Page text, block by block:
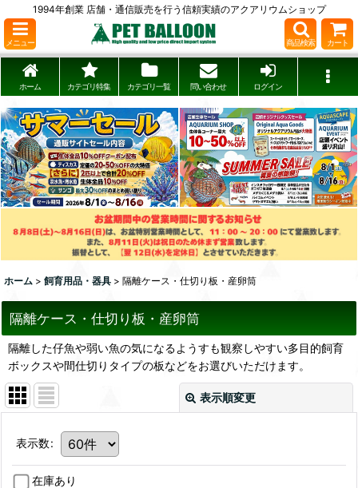
1994年創業 店舗・通信販売を行う信頼実績のアクアリウムショップ
メニュー 商品検索 カート
ホーム カテゴリ特集 カテゴリ一覧 問い合わせ ログイン
ホーム > 飼育用品・器具 > 隔離ケース・仕切り板・産卵筒
隔離ケース・仕切り板・産卵筒
隔離した仔魚や弱い魚の気になるようすも観察しやすい多目的飼育
ボックスや間仕切りタイプの板などをお選びいただけます。
表示順変更
表示数:
在庫あり